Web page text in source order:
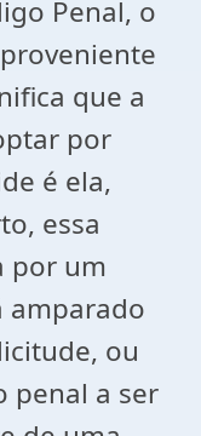
Penal, o
que a
por
é ela,
essa
por um
amparado
ou
penal a ser